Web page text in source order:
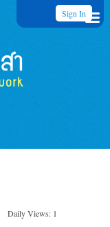
Sign In
Daily Views: 1